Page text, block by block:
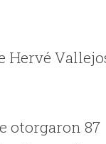
Hervé
otorgaron 87